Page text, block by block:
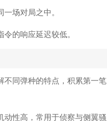
场对局之中。
的响应延迟较低。
不同弹种的特点，积累第一笔
动性高，常用于侦察与侧翼骚